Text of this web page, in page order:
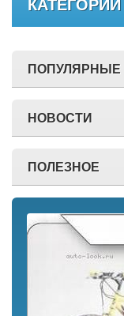
НОВОСТИ
ПОЛЕЗНОЕ